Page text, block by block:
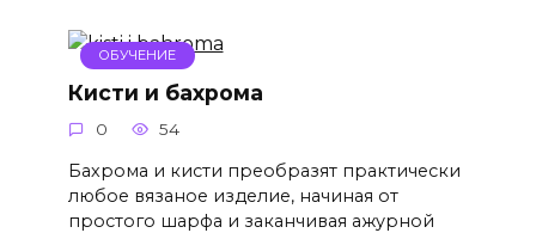
ОБУЧЕНИЕ
Кисти и бахрома
0 54
Бахрома и кисти преобразят практически
любое вязаное изделие, начиная от
простого шарфа и заканчивая ажурной